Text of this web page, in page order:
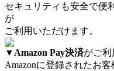
セキュリティも安全で便
が
ご利用いただけます。
▼ Amazon Pay決済がご利
Amazonに登録されたお